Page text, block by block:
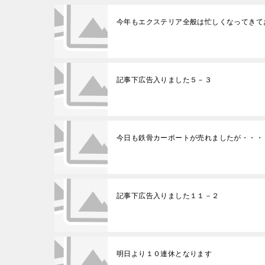
今年もエクステリア全般は忙しくなってきて
記事下広告入りました５－３
今日も鉄骨カーポートが売れましたが・・・
記事下広告入りました１１－２
明日より１０連休となります